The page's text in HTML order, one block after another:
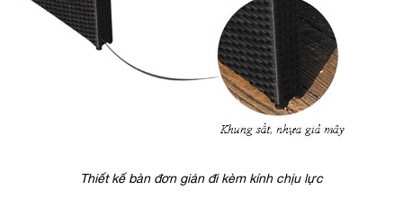
Thiết kế bàn đơn giản đi kèm kính chịu lực